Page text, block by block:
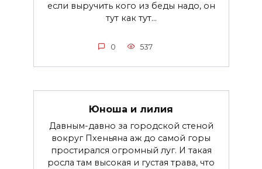
если выручить кого из беды надо, он
тут как тут...
0 537
Юноша и лилия
Давным-давно за городской стеной
вокруг Пхеньяна аж до самой горы
простирался огромный луг. И такая
росла там высокая и густая трава, что